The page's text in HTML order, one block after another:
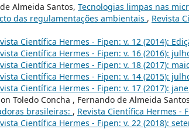
Almeida Santos, Tecnologias limpas nas
das regulamentações ambientais , Revista
Científica Hermes - Fipen: v. 12 (2014):
Científica Hermes - Fipen: v. 16 (2016):
Científica Hermes - Fipen: v. 18 (2017):
Científica Hermes - Fipen: v. 14 (2015):
Científica Hermes - Fipen: v. 17 (2017):
Toledo Concha , Fernando de Almeida
brasileiras: , Revista Científica Hermes -
Científica Hermes - Fipen: v. 22 (2018):